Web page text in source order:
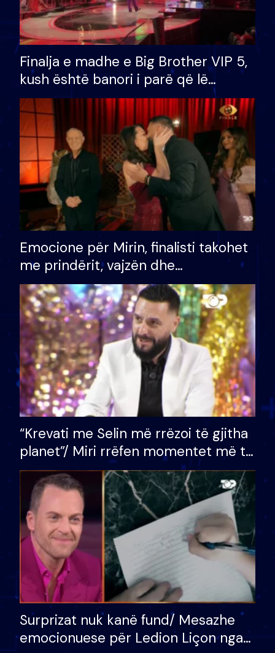
Finalja e madhe e Big Brother VIP 5,
kush është banori i parë që lë
shtëpinë dhe humb mundësinë për
të fituar çmimin e madh
Emocione për Mirin, finalisti takohet
me prindërit, vajzën dhe
bashkëshorten: S’kemi ndonjë letër
divorci apo jo?
“Krevati me Selin më rrëzoi të gjitha
planet”/ Miri rrëfen momentet më të
bukura në shtëpinë e BB VIP: Do më
mungojë zilja e mëngjesit kur…
Surprizat nuk kanë fund/ Mesazhe
emocionuese për Ledion Liçon nga